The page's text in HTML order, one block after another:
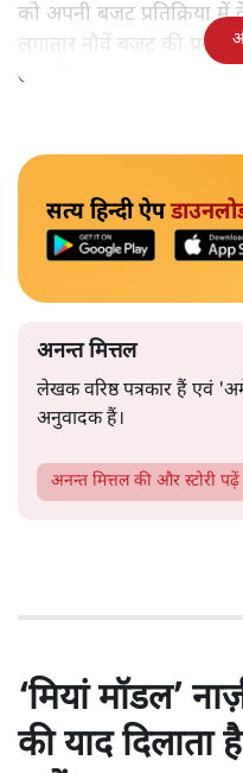
को अपनी बजट प्रतिक्रिया में
लगातार नौवें बजट की
उपलब्धि बताने पर मजबूर होना
सत्य हिन्दी ऐप
अनन्त मित्तल
लेखक वरिष्ठ पत्रकार हैं एवं
अनुवादक हैं।
अनन्त मित्तलकी और स्टोरी पढ़ें
‘मियां मॉडल’
की याद दिलाता